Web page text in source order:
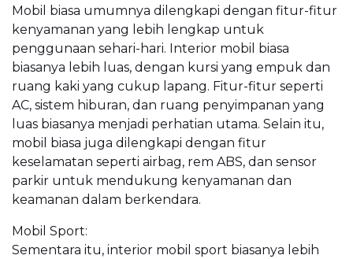
Mobil biasa umumnya dilengkapi dengan fitur-fitur
kenyamanan yang lebih lengkap untuk
penggunaan sehari-hari. Interior mobil biasa
biasanya lebih luas, dengan kursi yang empuk dan
ruang kaki yang cukup lapang. Fitur-fitur seperti
AC, sistem hiburan, dan ruang penyimpanan yang
luas biasanya menjadi perhatian utama. Selain itu,
mobil biasa juga dilengkapi dengan fitur
keselamatan seperti airbag, rem ABS, dan sensor
parkir untuk mendukung kenyamanan dan
keamanan dalam berkendara.
Mobil Sport:
Sementara itu, interior mobil sport biasanya lebih